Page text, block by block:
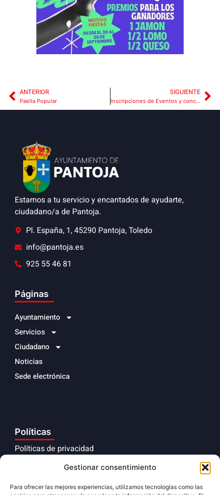
Gestionar consentimiento
Para ofrecer las mejores experiencias, utilizamos tecnologías como las
ANTERIOR
Paella Popular
SIGUIENTE
Inscripciones de Eventos y concursos de fiestas 2024 en el Ayuntamiento
Estamos a tu servicio y encantados de ayudarte,
ciudadano/a de Pantoja.
Pl. España, 1, 45290 Pantoja, Toledo
info@pantoja.es
925 55 46 81
Páginas
Ayuntamiento
Servicios
Ciudadano
Noticias
Sede electrónica
Políticas
Políticas de privacidad
Políticas de cookies